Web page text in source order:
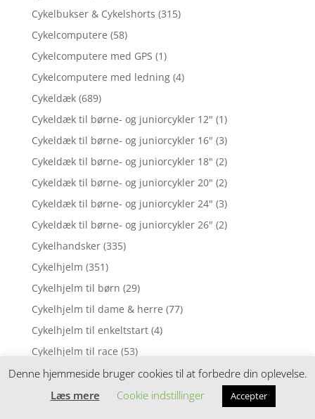
Cykelbukser & Cykelshorts (315)
Cykelcomputere (58)
Cykelcomputere med GPS (1)
Cykelcomputere med ledning (4)
Cykeldæk (689)
Cykeldæk til børne- og juniorcykler 12" (1)
Cykeldæk til børne- og juniorcykler 16" (3)
Cykeldæk til børne- og juniorcykler 18" (2)
Cykeldæk til børne- og juniorcykler 20" (2)
Cykeldæk til børne- og juniorcykler 24" (3)
Cykeldæk til børne- og juniorcykler 26" (2)
Cykelhandsker (335)
Cykelhjelm (351)
Cykelhjelm til børn (29)
Cykelhjelm til dame & herre (77)
Cykelhjelm til enkeltstart (4)
Cykelhjelm til race (53)
Cykelhjelme (126)
Cykelhjelme Børn/Junior (71)
Denne hjemmeside bruger cookies til at forbedre din oplevelse.
Læs mere
Cookie indstillinger Accepter